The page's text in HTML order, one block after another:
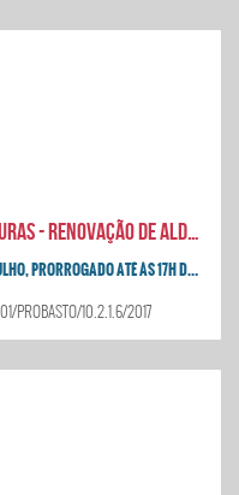
Anúncio de abertura de candidaturas - Renovação de Aldeias
ATÉ ÀS 17H DE 31 DE AGOSTO DE 2017
PROBASTO/10.2.1.6/2017